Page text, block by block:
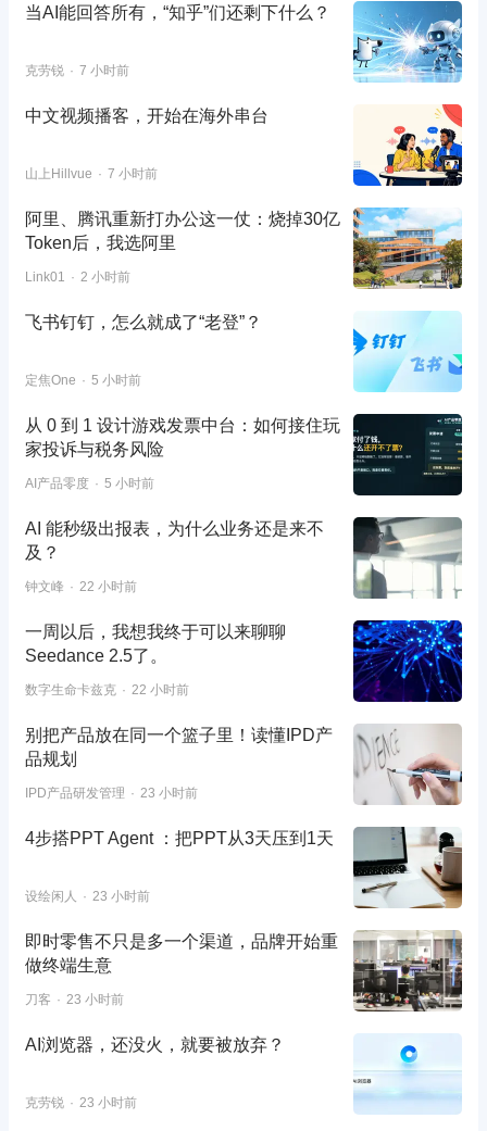
当AI能回答所有，“知乎”们还剩下什么？
克劳锐 7 小时前
中文视频播客，开始在海外串台
山上Hillvue 7 小时前
阿里、腾讯重新打办公这一仗：烧掉30亿
Token后，我选阿里
Link01 2 小时前
飞书钉钉，怎么就成了“老登”？
定焦One 5 小时前
从 0 到 1 设计游戏发票中台：如何接住玩
家投诉与税务风险
AI产品零度 5 小时前
AI 能秒级出报表，为什么业务还是来不
及？
钟文峰 22 小时前
一周以后，我想我终于可以来聊聊
Seedance 2.5了。
数字生命卡兹克 22 小时前
别把产品放在同一个篮子里！读懂IPD产
品规划
IPD产品研发管理 23 小时前
4步搭PPT Agent ：把PPT从3天压到1天
设绘闲人 23 小时前
即时零售不只是多一个渠道，品牌开始重
做终端生意
刀客 23 小时前
AI浏览器，还没火，就要被放弃？
克劳锐 23 小时前